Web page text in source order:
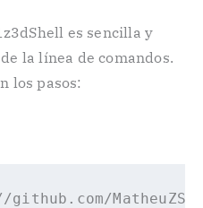
es sencilla y
la línea de comandos.
los pasos: